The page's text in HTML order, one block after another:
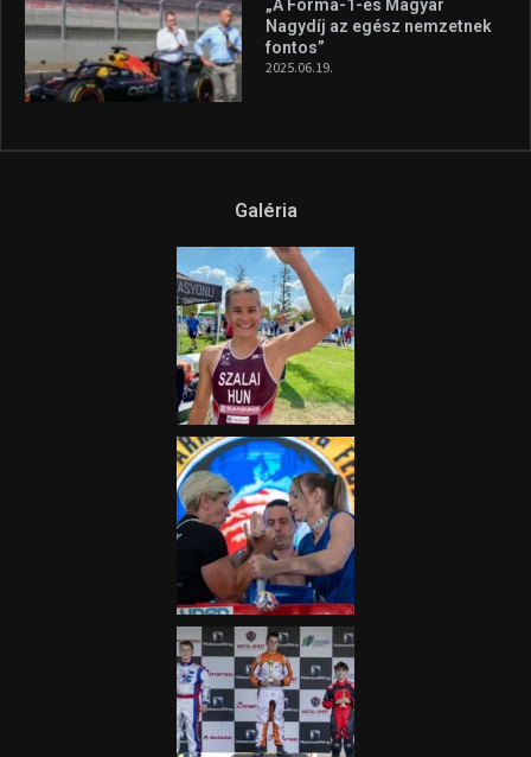
„A Forma-1-es Magyar
Nagydíj az egész nemzetnek
fontos”
2025.06.19.
Galéria